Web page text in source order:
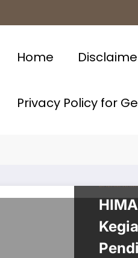
Home
Privacy Policy for
DALAM